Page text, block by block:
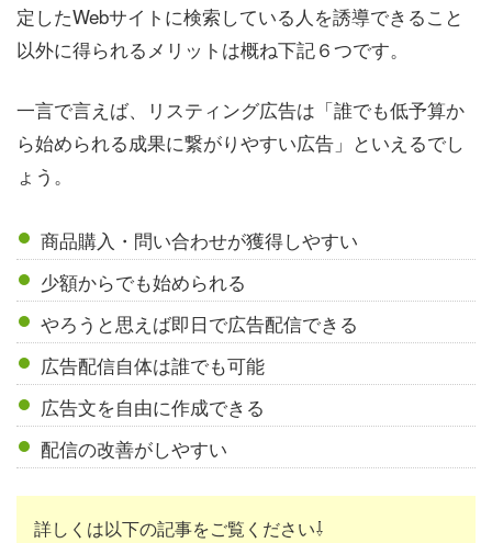
定したWebサイトに検索している人を誘導できること
以外に得られるメリットは概ね下記６つです。
一言で言えば、リスティング広告は「誰でも低予算か
ら始められる成果に繋がりやすい広告」といえるでし
ょう。
商品購入・問い合わせが獲得しやすい
少額からでも始められる
やろうと思えば即日で広告配信できる
広告配信自体は誰でも可能
広告文を自由に作成できる
配信の改善がしやすい
詳しくは以下の記事をご覧ください⇩